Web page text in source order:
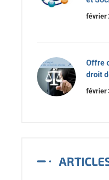
février
Offre
droit
février